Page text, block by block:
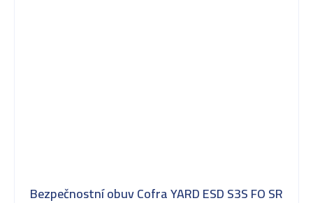
Bezpečnostní obuv Cofra YARD ESD S3S FO SR